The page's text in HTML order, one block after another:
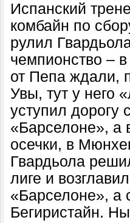
Испанский
комбайн по
рулил
чемпионство –
от Пепа ждали,
Увы, тут у него
уступил дорогу
«Барселоне», а
осечки, в
Гвардьола
лиге и
«Барселоне», а
Бегиристайн.